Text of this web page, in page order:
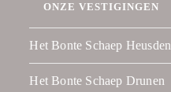
ONZE VESTIGINGEN
Het Bonte Schaep Heusden
Het Bonte Schaep Drunen